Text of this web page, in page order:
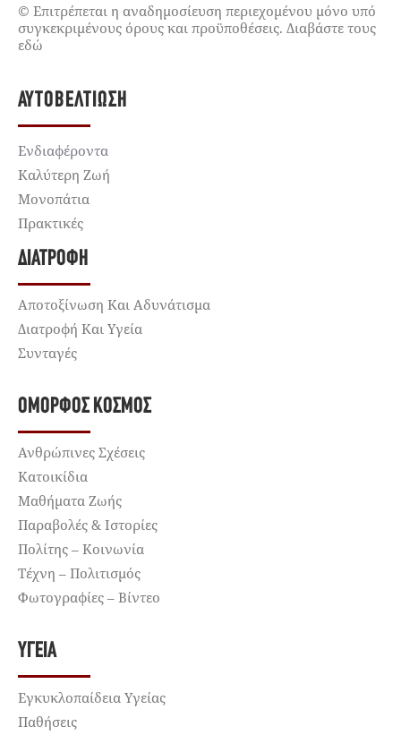
© Επιτρέπεται η αναδημοσίευση περιεχομένου μόνο υπό
συγκεκριμένους όρους και προϋποθέσεις. Διαβάστε τους
εδώ
ΑΥΤΟΒΕΛΤΊΩΣΗ
Ενδιαφέροντα
Καλύτερη Ζωή
Μονοπάτια
Πρακτικές
ΔΙΑΤΡΟΦΉ
Αποτοξίνωση Και Αδυνάτισμα
Διατροφή Και Υγεία
Συνταγές
ΌΜΟΡΦΟΣ ΚΌΣΜΟΣ
Ανθρώπινες Σχέσεις
Κατοικίδια
Μαθήματα Ζωής
Παραβολές & Ιστορίες
Πολίτης – Κοινωνία
Τέχνη – Πολιτισμός
Φωτογραφίες – Βίντεο
ΥΓΕΊΑ
Εγκυκλοπαίδεια Υγείας
Παθήσεις